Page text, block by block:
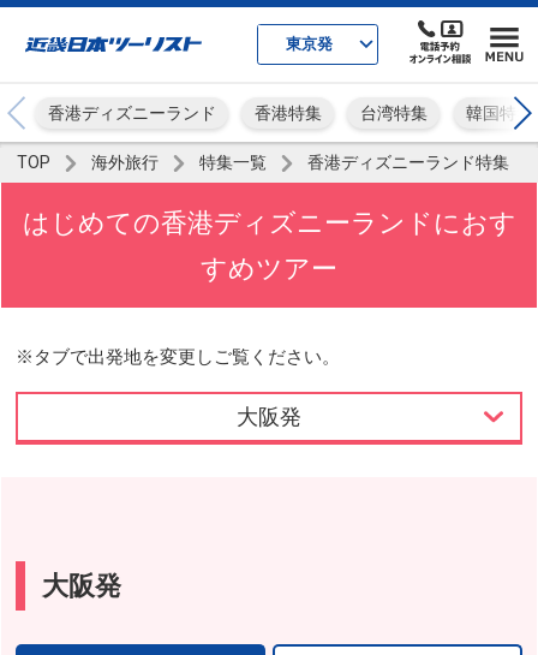
東京発
香港ディズニーランド 香港特集 台湾特集 韓国特集
TOP 海外旅行 特集一覧 香港ディズニーランド特集
はじめての香港ディズニーランドにおす
すめツアー
※タブで出発地を変更しご覧ください。
大阪発
福岡発
大阪発